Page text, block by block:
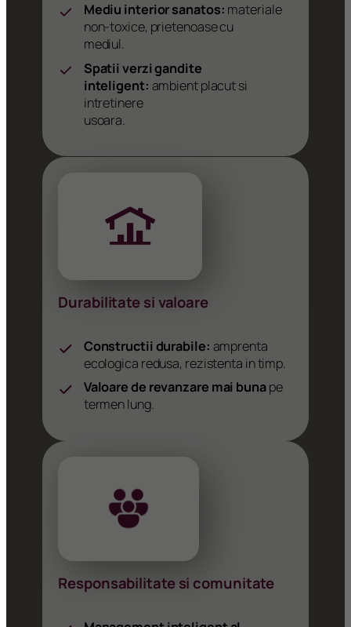
Mediu interior sanatos: materiale
non-toxice, prietenoase cu
mediul.
Spatii verzi gandite
inteligent: ambient placut si
intretinere
usoara.
Durabilitate si valoare
Constructii durabile: amprenta
ecologica redusa, rezistenta in timp.
Valoare de revanzare mai bunape
termen lung.
Responsabilitate si comunitate